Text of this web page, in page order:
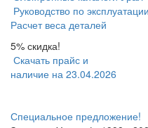
Руководство по эксплуатации
Расчет веса деталей
5% скидка!
Скачать прайс и
наличие на 23.04.2026
Специальное предложение!